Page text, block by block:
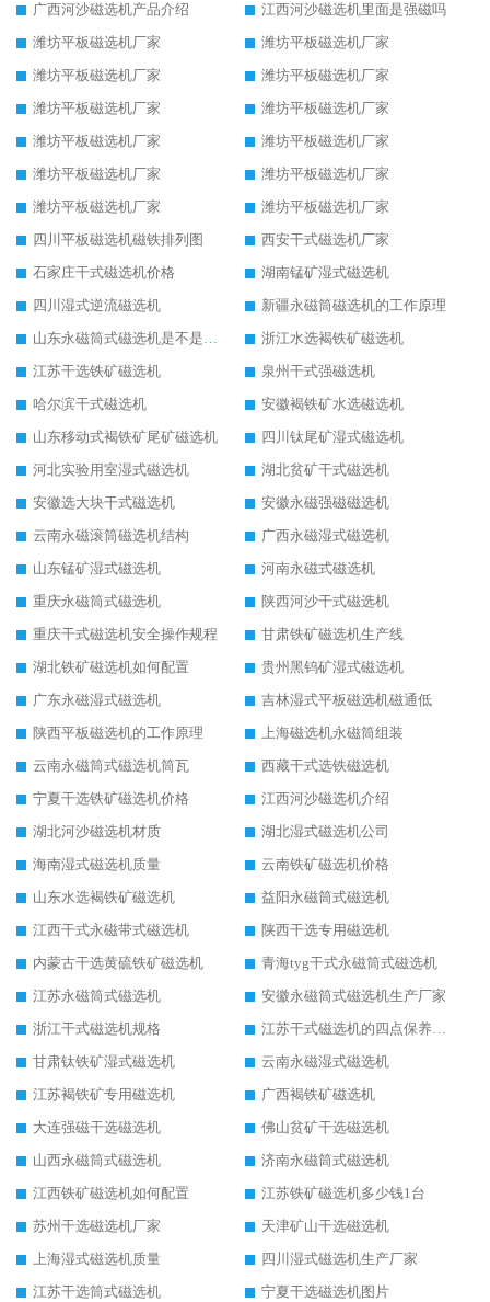
广西河沙磁选机产品介绍
江西河沙磁选机里面是强磁吗
潍坊平板磁选机厂家
潍坊平板磁选机厂家
潍坊平板磁选机厂家
潍坊平板磁选机厂家
潍坊平板磁选机厂家
潍坊平板磁选机厂家
潍坊平板磁选机厂家
潍坊平板磁选机厂家
潍坊平板磁选机厂家
潍坊平板磁选机厂家
潍坊平板磁选机厂家
潍坊平板磁选机厂家
四川平板磁选机磁铁排列图
西安干式磁选机厂家
石家庄干式磁选机价格
湖南锰矿湿式磁选机
四川湿式逆流磁选机
新疆永磁筒磁选机的工作原理
山东永磁筒式磁选机是不是强磁
浙江水选褐铁矿磁选机
江苏干选铁矿磁选机
泉州干式强磁选机
哈尔滨干式磁选机
安徽褐铁矿水选磁选机
山东移动式褐铁矿尾矿磁选机
四川钛尾矿湿式磁选机
河北实验用室湿式磁选机
湖北贫矿干式磁选机
安徽选大块干式磁选机
安徽永磁强磁磁选机
云南永磁滚筒磁选机结构
广西永磁湿式磁选机
山东锰矿湿式磁选机
河南永磁式磁选机
重庆永磁筒式磁选机
陕西河沙干式磁选机
重庆干式磁选机安全操作规程
甘肃铁矿磁选机生产线
湖北铁矿磁选机如何配置
贵州黑钨矿湿式磁选机
广东永磁湿式磁选机
吉林湿式平板磁选机磁通低
陕西平板磁选机的工作原理
上海磁选机永磁筒组装
云南永磁筒式磁选机筒瓦
西藏干式选铁磁选机
宁夏干选铁矿磁选机价格
江西河沙磁选机介绍
湖北河沙磁选机材质
湖北湿式磁选机公司
海南湿式磁选机质量
云南铁矿磁选机价格
山东水选褐铁矿磁选机
益阳永磁筒式磁选机
江西干式永磁带式磁选机
陕西干选专用磁选机
内蒙古干选黄硫铁矿磁选机
青海tyg干式永磁筒式磁选机
江苏永磁筒式磁选机
安徽永磁筒式磁选机生产厂家
浙江干式磁选机规格
江苏干式磁选机的四点保养秘籍
甘肃钛铁矿湿式磁选机
云南永磁湿式磁选机
江苏褐铁矿专用磁选机
广西褐铁矿磁选机
大连强磁干选磁选机
佛山贫矿干选磁选机
山西永磁筒式磁选机
济南永磁筒式磁选机
江西铁矿磁选机如何配置
江苏铁矿磁选机多少钱1台
苏州干选磁选机厂家
天津矿山干选磁选机
上海湿式磁选机质量
四川湿式磁选机生产厂家
江苏干选筒式磁选机
宁夏干选磁选机图片